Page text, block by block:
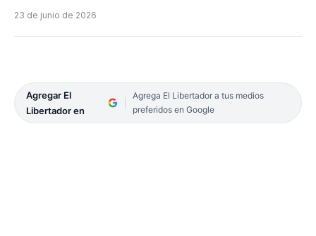
23 de junio de 2026
Agregar El
Libertador en
Agrega El Libertador a tus medios
preferidos en Google